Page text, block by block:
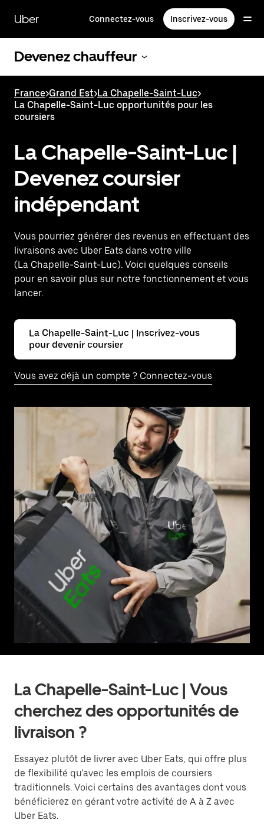
contenu
principal
Uber Connectez-vous Inscrivez-vous
Devenez chauffeur
France>Grand Est>La Chapelle-Saint-Luc>
La Chapelle-Saint-Luc opportunités pour les
coursiers
La Chapelle-Saint-Luc |
Devenez coursier
indépendant
Vous pourriez générer des revenus en effectuant des
livraisons avec Uber Eats dans votre ville
(La Chapelle-Saint-Luc). Voici quelques conseils
pour en savoir plus sur notre fonctionnement et vous
lancer.
La Chapelle-Saint-Luc | Inscrivez-vous
pour devenir coursier
Vous avez déjà un compte ? Connectez-vous
La Chapelle-Saint-Luc | Vous
cherchez des opportunités de
livraison ?
Essayez plutôt de livrer avec Uber Eats, qui offre plus
de flexibilité qu'avec les emplois de coursiers
traditionnels. Voici certains des avantages dont vous
bénéficierez en gérant votre activité de A à Z avec
Uber Eats.